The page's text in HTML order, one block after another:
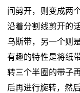
间剪开，则变成两
沿着分割线剪开的
乌斯带，另一个则
有趣的特性是将纸
转三个半圈的带子
后再进行旋转，然